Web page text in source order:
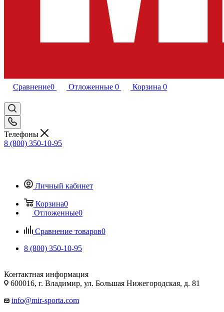
Сравнение0 Отложенные 0 Корзина 0
Телефоны
8 (800) 350-10-95
Личный кабинет
Корзина0
Отложенные0
Сравнение товаров0
8 (800) 350-10-95
Контактная информация
600016, г. Владимир, ул. Большая Нижегородская, д. 81
info@mir-sporta.com